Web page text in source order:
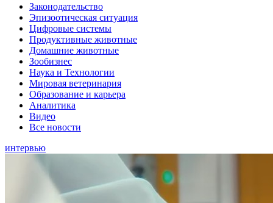
Законодательство
Эпизоотическая ситуация
Цифровые системы
Продуктивные животные
Домашние животные
Зообизнес
Наука и Технологии
Мировая ветеринария
Образование и карьера
Аналитика
Видео
Все новости
интервью